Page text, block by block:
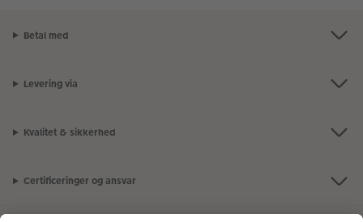
Betal med
Levering via
Kvalitet & sikkerhed
Certificeringer og ansvar